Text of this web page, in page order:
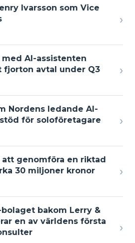
Ivarsson som Vice
›
AI-assistenten
fjorton avtal under Q3
›
Nordens ledande AI-
för soloföretagare
›
att genomföra en riktad
30 miljoner kronor
›
bakom Lerry &
en av världens första
›